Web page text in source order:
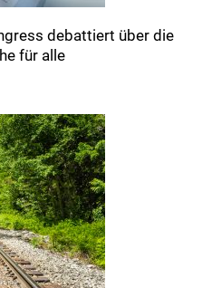
debattiert über die
für alle